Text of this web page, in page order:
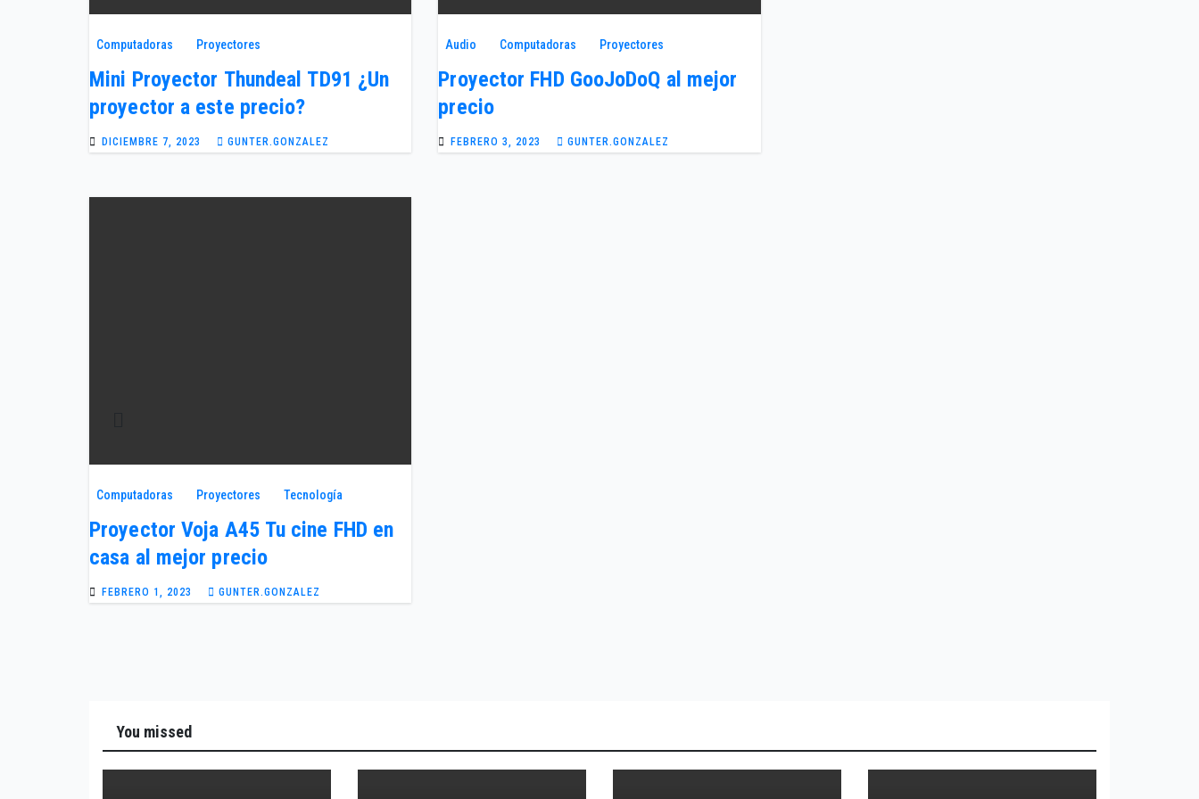
Computadoras Proyectores
Mini Proyector Thundeal TD91 ¿Un
proyector a este precio?
DICIEMBRE 7, 2023 GUNTER.GONZALEZ
Audio Computadoras Proyectores
Proyector FHD GooJoDoQ al mejor
precio
FEBRERO 3, 2023 GUNTER.GONZALEZ
Computadoras Proyectores Tecnología
Proyector Voja A45 Tu cine FHD en
casa al mejor precio
FEBRERO 1, 2023 GUNTER.GONZALEZ
You missed